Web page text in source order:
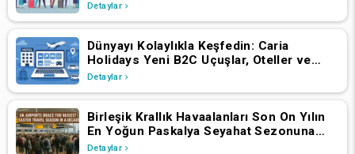
Detaylar
Dünyayı Kolaylıkla Keşfedin: Caria
Holidays Yeni B2C Uçuşlar, Oteller ve
Tatil Paketleri Platformunu Başlattı
Detaylar
Birleşik Krallık Havaalanları Son On Yılın
En Yoğun Paskalya Seyahat Sezonuna
Hazırlanıyor
Detaylar